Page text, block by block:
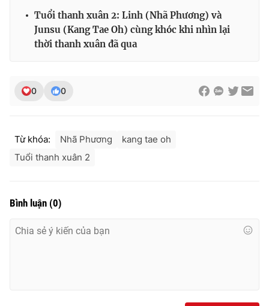
Phó Tổng Biên tập: Nguyễn Thị Mỹ Hạnh, Phạm Quốc Thắng,
Nguyễn Trọng Ninh
Tổng đài VTV:024.38 355 931 - 024.38 355 932
Tuổi thanh xuân 2: Linh (Nhã Phương) và
Junsu (Kang Tae Oh) cùng khóc khi nhìn lại
thời thanh xuân đã qua
0 0
Từ khóa: Nhã Phương
kang tae oh
Tuổi thanh xuân 2
Bình luận (0)